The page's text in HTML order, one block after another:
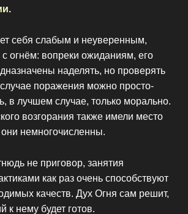
себя слабым и неуверенным,
с огнём: вопреки ожиданиям, его
наделять, но проверять
поражения можно просто-
в лучшем случае, только морально.
возгорания также имели место
они немногочисленны.
не приговор, занятия
как раз очень способствуют
качеств. Дух Огня сам решит,
к нему будет готов.